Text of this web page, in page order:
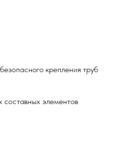
крепления труб
составных элементов